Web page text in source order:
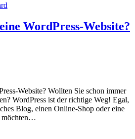
WordPress-Website?
Website? Wollten Sie schon immer
WordPress ist der richtige Weg! Egal,
Blog, einen Online-Shop oder eine
möchten…